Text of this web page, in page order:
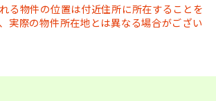
る物件の位置は付近住所に所在することを
実際の物件所在地とは異なる場合がござい